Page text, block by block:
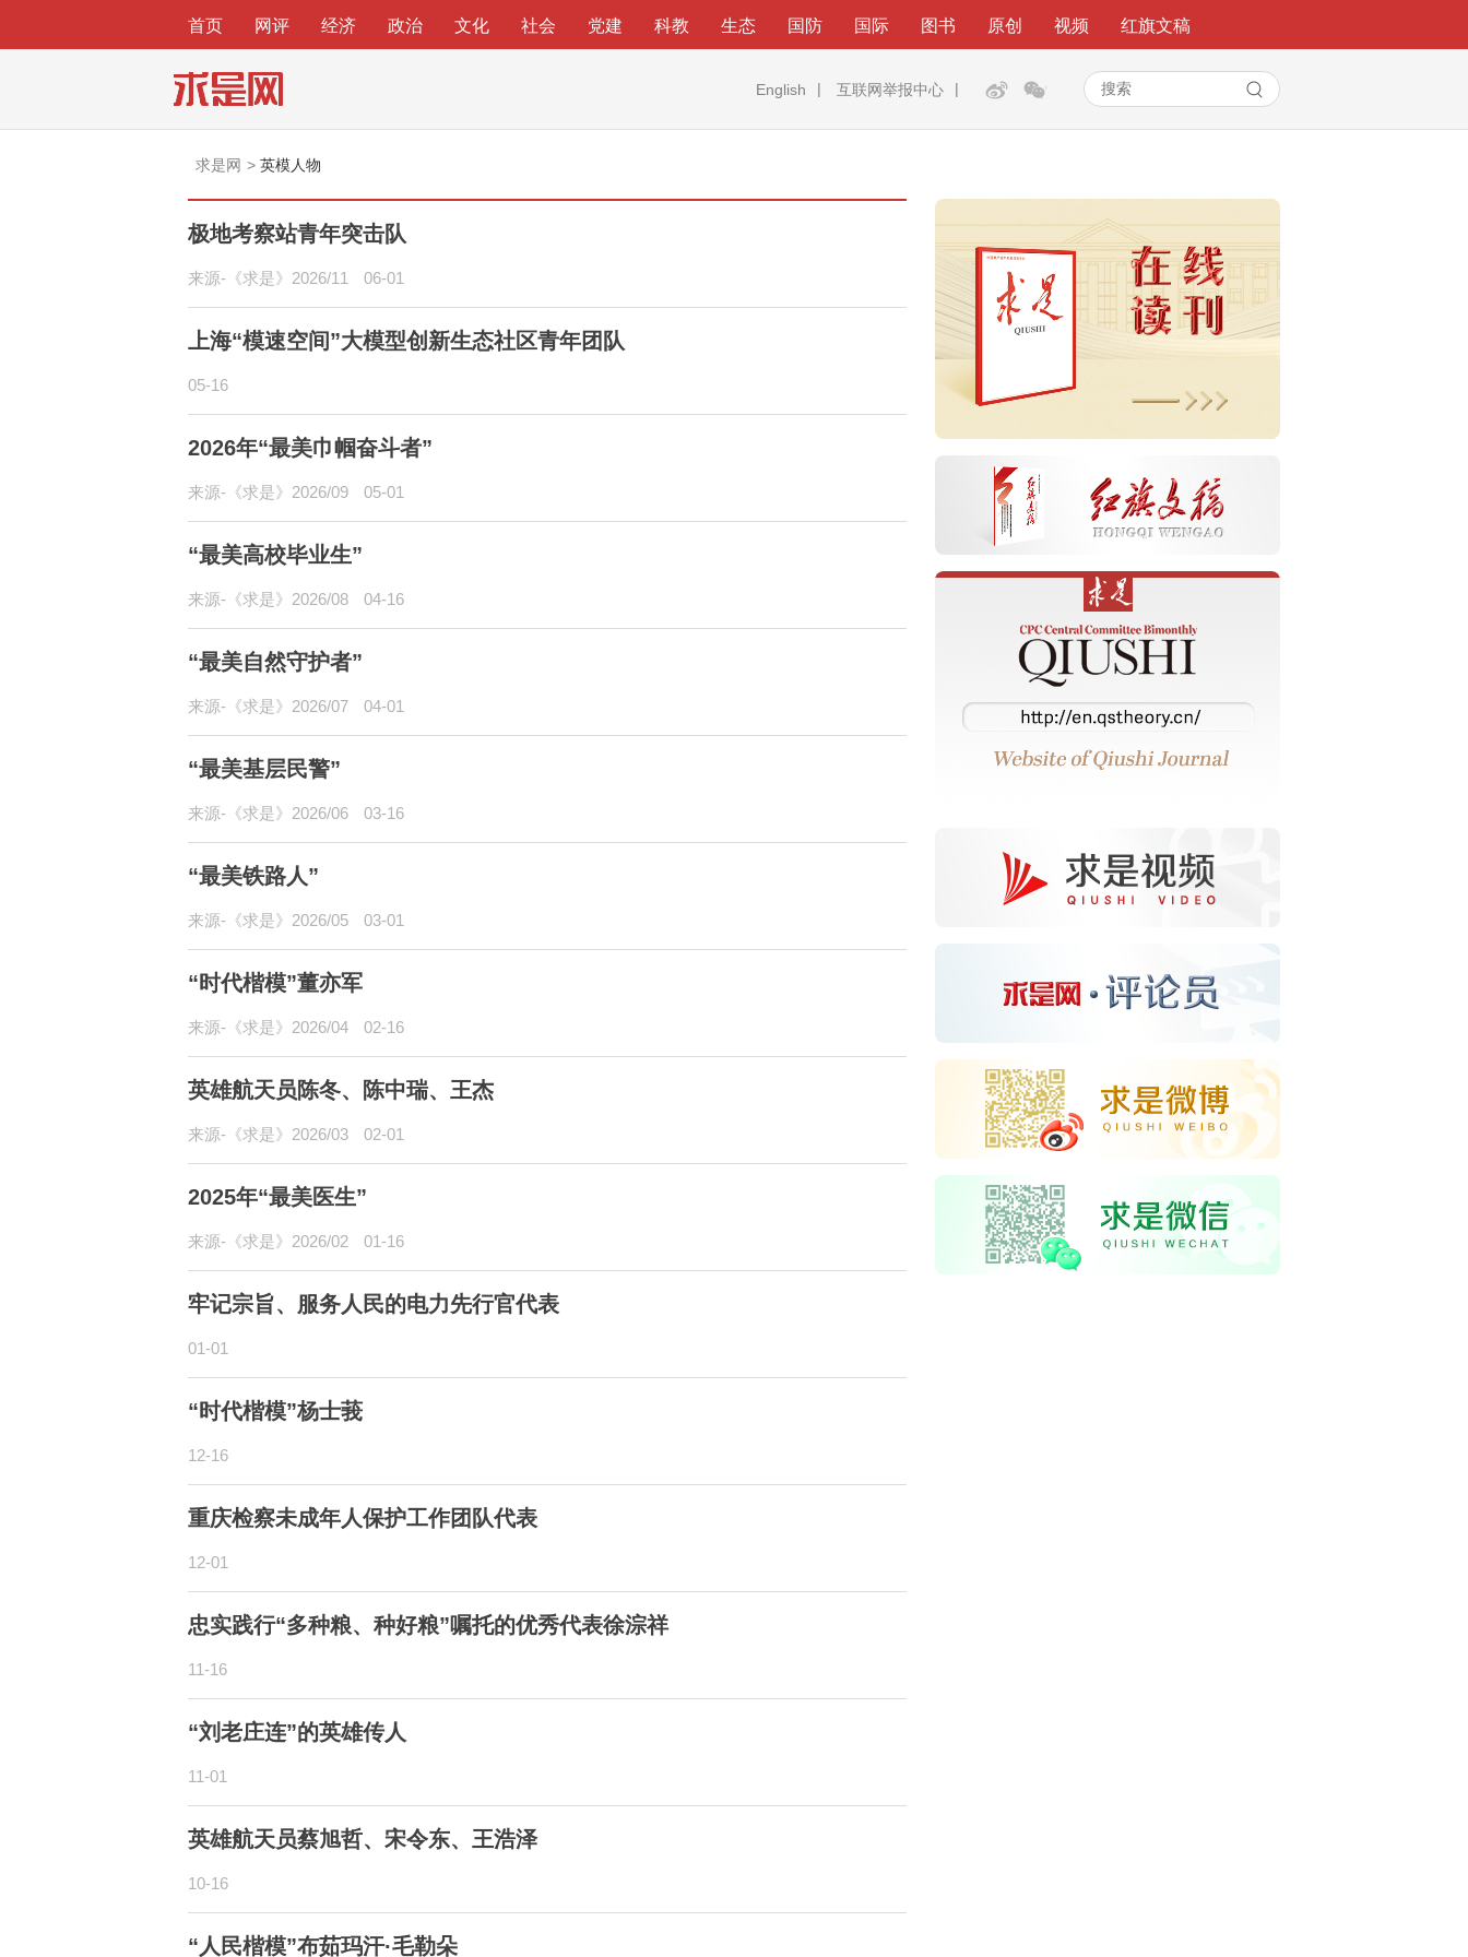
首页 网评 经济 政治 文化 社会 党建 科教 生态 国防 国际 图书 原创 视频 红旗文稿
English 互联网举报中心
求是网 英模人物
极地考察站青年突击队
来源-《求是》2026/11 06-01
上海“模速空间”大模型创新生态社区青年团队
05-16
2026年“最美巾帼奋斗者”
来源-《求是》2026/09 05-01
“最美高校毕业生”
来源-《求是》2026/08 04-16
“最美自然守护者”
来源-《求是》2026/07 04-01
“最美基层民警”
来源-《求是》2026/06 03-16
“最美铁路人”
来源-《求是》2026/05 03-01
“时代楷模”董亦军
来源-《求是》2026/04 02-16
英雄航天员陈冬、陈中瑞、王杰
来源-《求是》2026/03 02-01
2025年“最美医生”
来源-《求是》2026/02 01-16
牢记宗旨、服务人民的电力先行官代表
01-01
“时代楷模”杨士莪
12-16
重庆检察未成年人保护工作团队代表
12-01
忠实践行“多种粮、种好粮”嘱托的优秀代表徐淙祥
11-16
“刘老庄连”的英雄传人
11-01
英雄航天员蔡旭哲、宋令东、王浩泽
10-16
“人民楷模”布茹玛汗·毛勒朵